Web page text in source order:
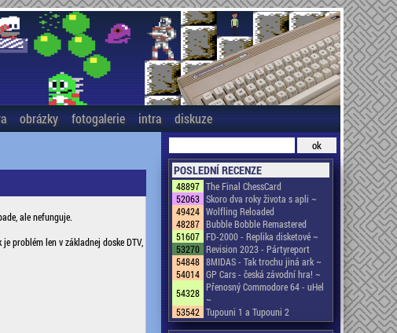
obrázky fotogalerie intra diskuze
ale nefunguje.
problém len v základnej doske DTV,
POSLEDNÍ RECENZE
48897 The Final ChessCard
52063 Skoro dva roky života s apli ~
49424 Wolfling Reloaded
48287 Bubble Bobble Remastered
51607 FD-2000 - Replika disketové ~
53270 Revision 2023 - Pártyreport
54848 8MIDAS - Tak trochu jiná ark ~
54014 GP Cars - česká závodní hra! ~
54328 Přenosný Commodore 64 - uHel
~
53542 Tupouni 1 a Tupouni 2